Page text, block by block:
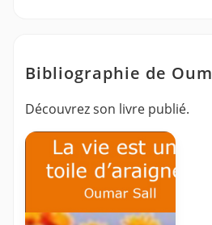
Bibliographie de
Découvrez son livre publié.